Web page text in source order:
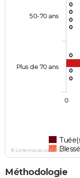
0
0
0
0
0
0
0
50-70 ans
Plus de 70 ans
0
© Linternaute.com 2026
Méthodologie